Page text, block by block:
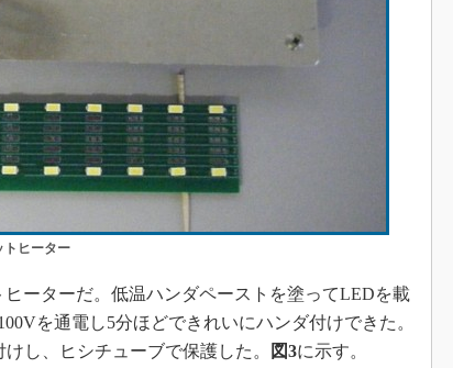
トヒーター
ーターだ。低温ハンダペーストを塗ってLEDを載
を通電し5分ほどできれいにハンダ付けできた。
し、ヒシチューブで保護した。
図3に示す。